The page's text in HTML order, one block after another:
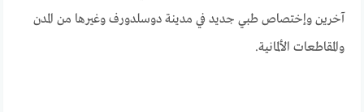
آخرين وإختصاص طبي جديد في مدينة دوسلدورف وغيرها من المدن
والمقاطعات الألمانية.